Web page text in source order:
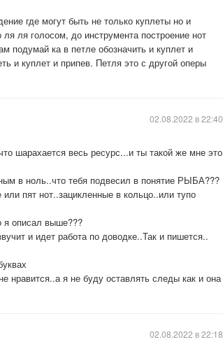
где могут быть не только куплеты но и
ля голосом, до инструмента построение нот
подумай ка в петле обозначить и куплет и
и куплет и припев. Петля это с другой оперы
шарахается весь ресурс...и ты такой же мне это
в ноль..что тебя подвесил в понятие РЫБА???
пят нот..зацикленные в кольцо..или тупо
я описал выше???
и идет работа по доводке..Так и пишется..
нравится..а я не буду оставлять следы как и она
02.08.2022 в 22:40
02.08.2022 в 22:18